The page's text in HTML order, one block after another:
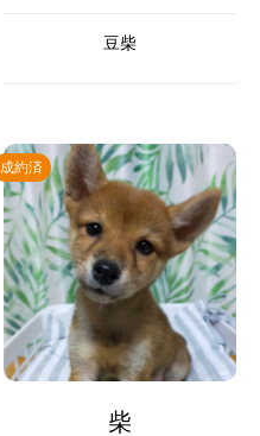
豆柴
成約済
柴